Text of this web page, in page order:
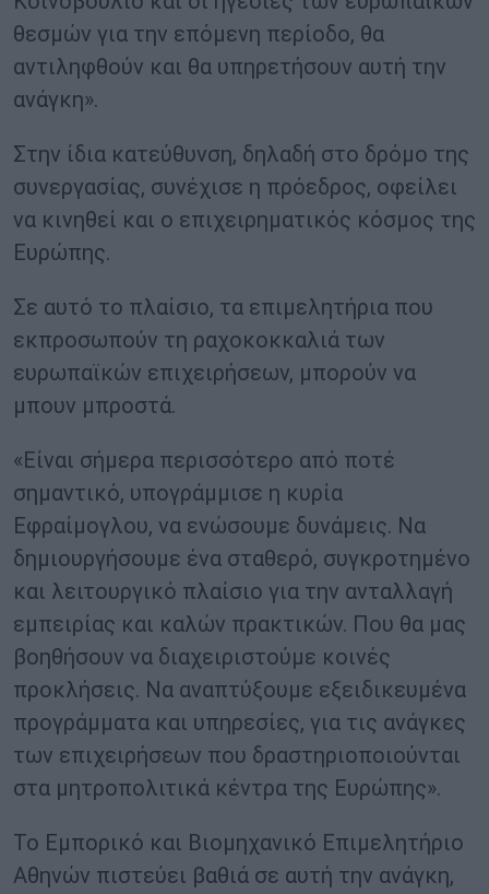
θεσμών για την επόμενη περίοδο, θα
αντιληφθούν και θα υπηρετήσουν αυτή την
ανάγκη».
Στην ίδια κατεύθυνση, δηλαδή στο δρόμο της
συνεργασίας, συνέχισε η πρόεδρος, οφείλει
να κινηθεί και ο επιχειρηματικός κόσμος της
Ευρώπης.
Σε αυτό το πλαίσιο, τα επιμελητήρια που
εκπροσωπούν τη ραχοκοκκαλιά των
ευρωπαϊκών επιχειρήσεων, μπορούν να
μπουν μπροστά.
«Είναι σήμερα περισσότερο από ποτέ
σημαντικό, υπογράμμισε η κυρία
Εφραίμογλου, να ενώσουμε δυνάμεις. Να
δημιουργήσουμε ένα σταθερό, συγκροτημένο
και λειτουργικό πλαίσιο για την ανταλλαγή
εμπειρίας και καλών πρακτικών. Που θα μας
βοηθήσουν να διαχειριστούμε κοινές
προκλήσεις. Να αναπτύξουμε εξειδικευμένα
προγράμματα και υπηρεσίες, για τις ανάγκες
των επιχειρήσεων που δραστηριοποιούνται
στα μητροπολιτικά κέντρα της Ευρώπης».
Το Εμπορικό και Βιομηχανικό Επιμελητήριο
Αθηνών πιστεύει βαθιά σε αυτή την ανάγκη,